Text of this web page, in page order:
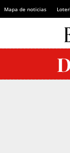
Mapa de noticias